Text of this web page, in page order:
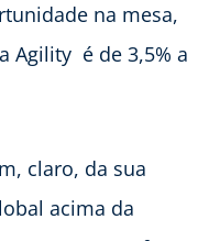
na mesa,
Agility é de 3,5% a
claro, da sua
acima da